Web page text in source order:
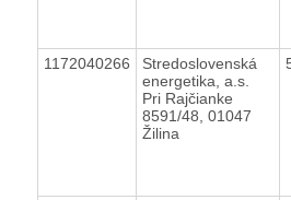
1172040266
Stredoslovenská
energetika, a.s.
Pri Rajčianke
8591/48, 01047
Žilina